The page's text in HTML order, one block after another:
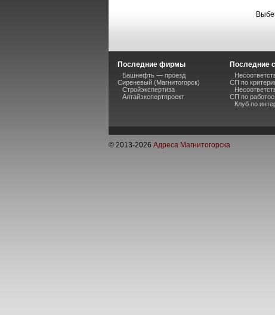
Последние фирмы
Башнефть — проезд
Сиреневый (Магнитогорск)
Стройэкспертиза
Алтайэкспертпроект
Последние
СП по
СП по
Клуб по
© 2013-2026 Адреса Магнитогорска